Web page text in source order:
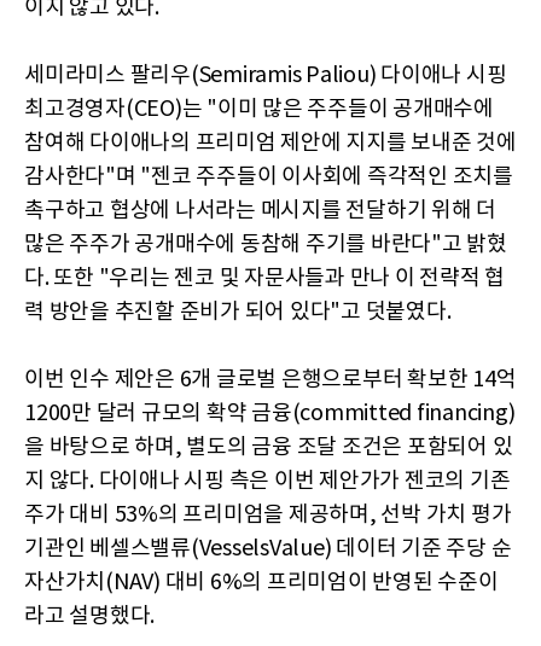
이지 않고 있다.
세미라미스 팔리우(Semiramis Paliou) 다이애나 시핑
최고경영자(CEO)는 "이미 많은 주주들이 공개매수에
참여해 다이애나의 프리미엄 제안에 지지를 보내준 것에
감사한다"며 "젠코 주주들이 이사회에 즉각적인 조치를
촉구하고 협상에 나서라는 메시지를 전달하기 위해 더
많은 주주가 공개매수에 동참해 주기를 바란다"고 밝혔
다. 또한 "우리는 젠코 및 자문사들과 만나 이 전략적 협
력 방안을 추진할 준비가 되어 있다"고 덧붙였다.
이번 인수 제안은 6개 글로벌 은행으로부터 확보한 14억
1200만 달러 규모의 확약 금융(committed financing)
을 바탕으로 하며, 별도의 금융 조달 조건은 포함되어 있
지 않다. 다이애나 시핑 측은 이번 제안가가 젠코의 기존
주가 대비 53%의 프리미엄을 제공하며, 선박 가치 평가
기관인 베셀스밸류(VesselsValue) 데이터 기준 주당 순
자산가치(NAV) 대비 6%의 프리미엄이 반영된 수준이
라고 설명했다.